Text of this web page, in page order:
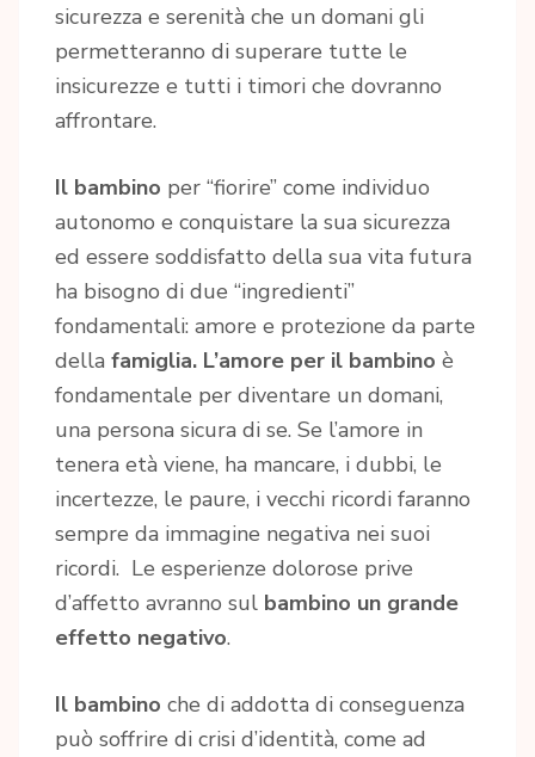
sicurezza e serenità che un domani gli
permetteranno di superare tutte le
insicurezze e tutti i timori che dovranno
affrontare.
Il bambino per “fiorire” come individuo
autonomo e conquistare la sua sicurezza
ed essere soddisfatto della sua vita futura
ha bisogno di due “ingredienti”
fondamentali: amore e protezione da parte
della famiglia. L’amore per il bambino è
fondamentale per diventare un domani,
una persona sicura di se. Se l’amore in
tenera età viene, ha mancare, i dubbi, le
incertezze, le paure, i vecchi ricordi faranno
sempre da immagine negativa nei suoi
ricordi. Le esperienze dolorose prive
d’affetto avranno sul bambino un grande
effetto negativo.
Il bambino che di addotta di conseguenza
può soffrire di crisi d’identità, come ad